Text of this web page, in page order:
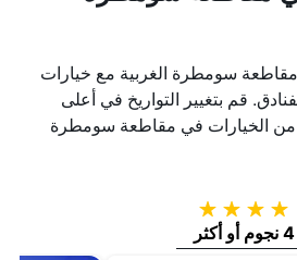
مقاطعة سومطرة الغربية مع خيارات
قم بتغيير التواريخ في أعلى
من الخيارات في مقاطعة سومطرة
4 نجوم
4 نجوم أو أكثر